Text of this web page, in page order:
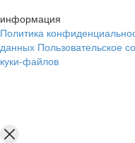
информация
Политика
данных Пользовательское
куки-файлов